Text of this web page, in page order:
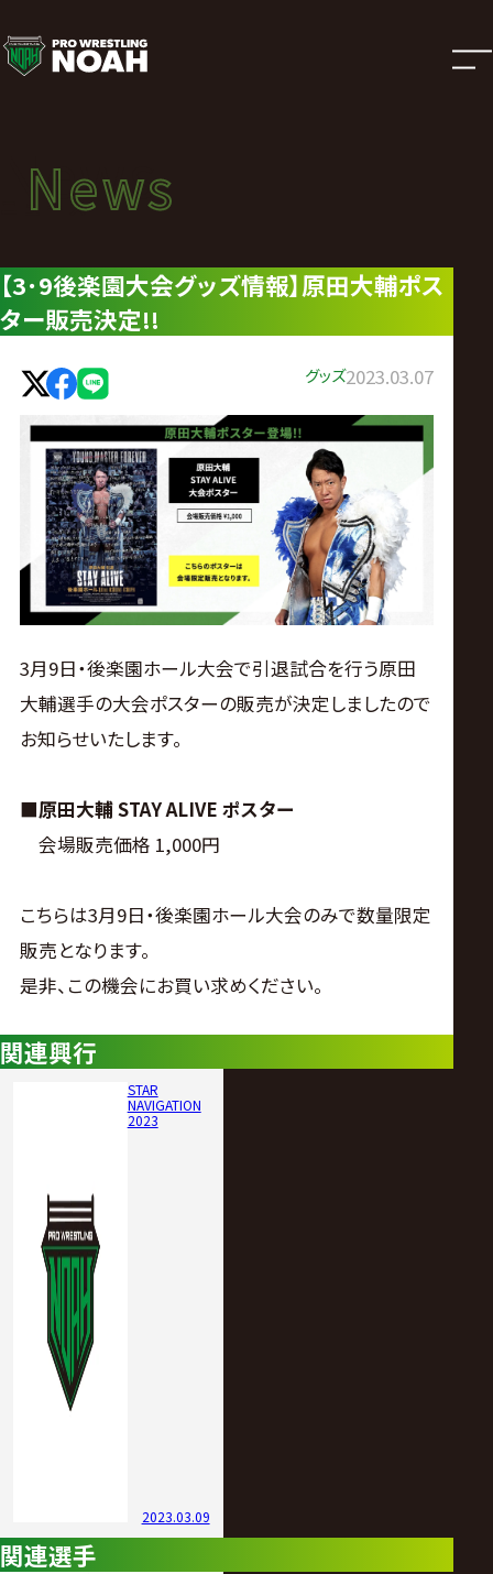
ニ
ュ
ー
ス
|
プ
ロ
レ
リ
ン
グ・
ノ
ア
式
サ
イ
News
ニュース
News
【3･9後楽園大会グッズ情報】原田大輔ポス
ター販売決定!!
グッズ2023.03.07
3月9日・後楽園ホール大会で引退試合を行う原田
大輔選手の大会ポスターの販売が決定しましたので
お知らせいたします。
■原田大輔 STAY ALIVE ポスター
会場販売価格 1,000円
こちらは3月9日・後楽園ホール大会のみで数量限定
販売となります。
是非、この機会にお買い求めください。
関連興行
STAR
NAVIGATION
2023
2023.03.09
関連選手